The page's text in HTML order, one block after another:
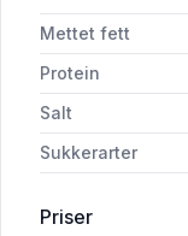
Mettet fett
Protein
Salt
Sukkerarter
Priser